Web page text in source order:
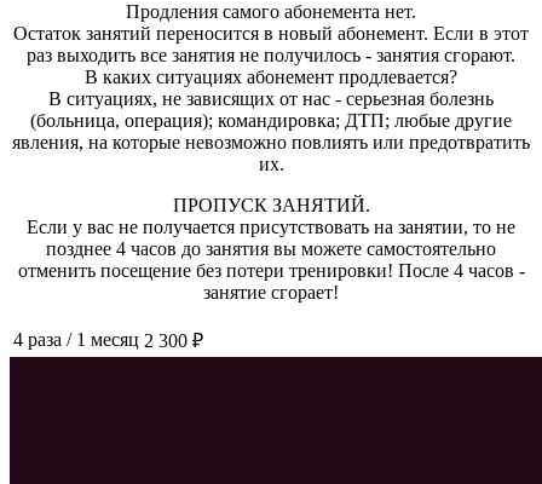
Продления самого абонемента нет.
Остаток занятий переносится в новый абонемент. Если в этот
раз выходить все занятия не получилось - занятия сгорают.
В каких ситуациях абонемент продлевается?
В ситуациях, не зависящих от нас - серьезная болезнь
(больница, операция); командировка; ДТП; любые другие
явления, на которые невозможно повлиять или предотвратить
их.
ПРОПУСК ЗАНЯТИЙ.
Если у вас не получается присутствовать на занятии, то не
позднее 4 часов до занятия вы можете самостоятельно
отменить посещение без потери тренировки! После 4 часов -
занятие сгорает!
4 раза / 1 месяц 2 300 ₽